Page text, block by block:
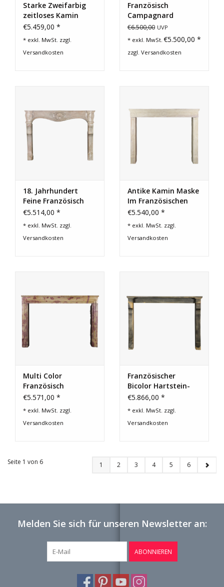
Starke Zweifarbig
zeitloses Kamin
Verkleidung
€5.459,00 *
* exkl. MwSt. zzgl.
Versandkosten
Französisch
Campagnard
Kalkstein
Kaminmaske
€6.500,00 UVP
€5.500,00 *
* exkl. MwSt.
zzgl. Versandkosten
18. Jahrhundert
Feine Französisch
Kamin Im Kalkstein
€5.514,00 *
* exkl. MwSt. zzgl.
Versandkosten
Antike Kamin Maske
Im Französischen
Landhausstil
€5.540,00 *
* exkl. MwSt. zzgl.
Versandkosten
Multi Color
Französisch
Jahrgang
€5.571,00 *
* exkl. MwSt. zzgl.
Versandkosten
Französischer
Bicolor Hartstein-
Kamin
€5.866,00 *
* exkl. MwSt. zzgl.
Versandkosten
Seite 1 von 6 1 2 3 4 5 6
Melden Sie sich für unseren Newsletter an:
ABONNIEREN